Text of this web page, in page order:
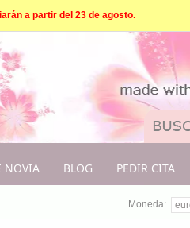
a partir del 23 de agosto.
NOVIA BLOG PEDIR CITA
Moneda: